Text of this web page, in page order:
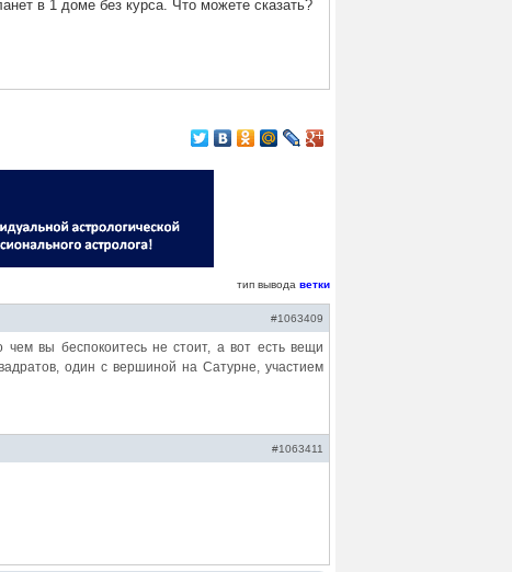
в 1 доме без курса. Что можете сказать?
тип вывода ветки
#1063409
вы беспокоитесь не стоит, а вот есть вещи
один с вершиной на Сатурне, участием
#1063411